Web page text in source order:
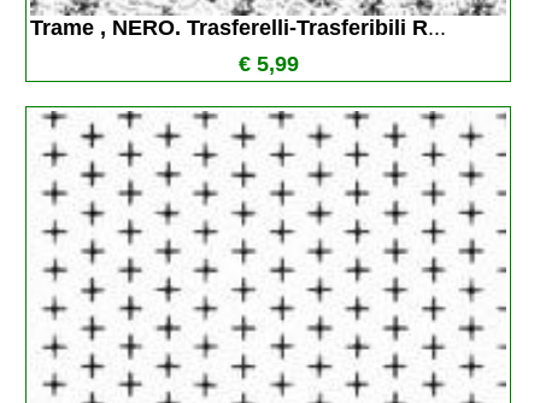
Trame , NERO. Trasferelli-Trasferibili R...
€ 5,99